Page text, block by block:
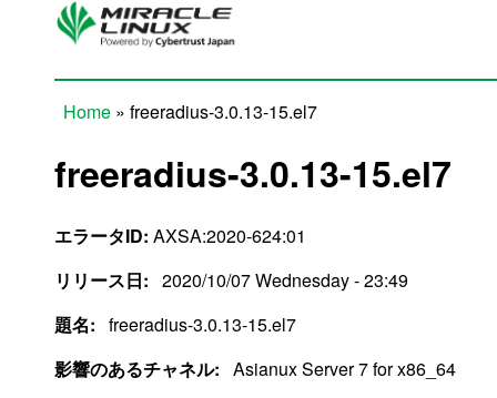
Skip to main content
Home » freeradius-3.0.13-15.el7
freeradius-3.0.13-15.el7
エラータID: AXSA:2020-624:01
リリース日: 2020/10/07 Wednesday - 23:49
題名: freeradius-3.0.13-15.el7
影響のあるチャネル: Asianux Server 7 for x86_64